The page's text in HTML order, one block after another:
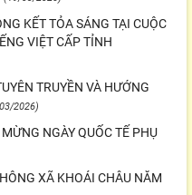
KẾT TỎA SÁNG TẠI CUỘC
VIỆT CẤP TỈNH
TRUYỀN VÀ HƯỚNG
2026)
NGÀY QUỐC TẾ PHỤ
XÃ KHOÁI CHÂU NĂM